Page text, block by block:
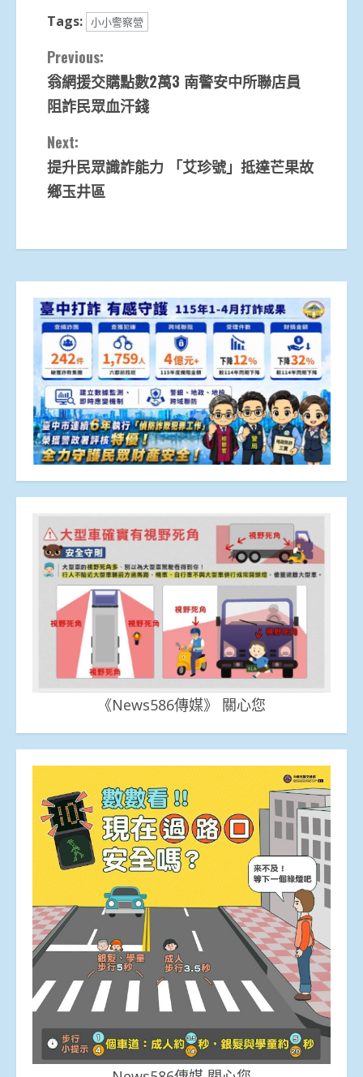
Tags: 小小警察營
Continue
Reading
Previous:
翁網援交購點數2萬3 南警安中所聯店員
阻詐民眾血汗錢
Next:
提升民眾識詐能力 「艾珍號」抵達芒果故
鄉玉井區
《News586傳媒》 關心您